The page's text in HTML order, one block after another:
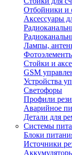
Отбойники и
Аксессуары
Лампы,
Стойки и
GSM
Устройства
Светофоры
Профили
Аварийное
Детали для
Системы
Блоки
Источники